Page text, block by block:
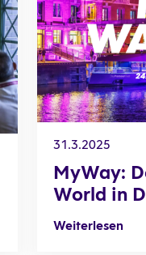
31.3.2025
MyWay:
World in
Weiterlesen